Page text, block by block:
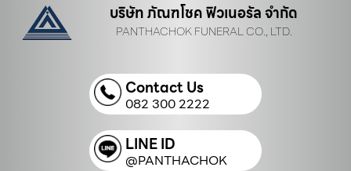
บริษัท ภัณฑโชค ฟิวเนอรัล จำกัด
PANTHACHOK FUNERAL CO., LTD.
Contact Us
082 300 2222
LINE ID
@PANTHACHOK